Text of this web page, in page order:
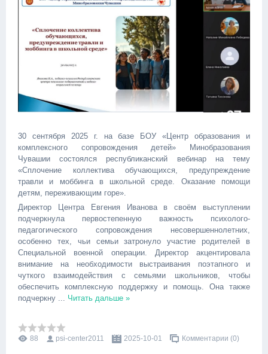
30 сентября 2025 г. на базе БОУ «Центр образования и
комплексного сопровождения детей» Минобразования
Чувашии состоялся республиканский вебинар на тему
«Сплочение коллектива обучающихся, предупреждение
травли и моббинга в школьной среде. Оказание помощи
детям, переживающим горе».
Директор Центра Евгения Иванова в своём выступлении
подчеркнула первостепенную важность психолого-
педагогического сопровождения несовершеннолетних,
особенно тех, чьи семьи затронуло участие родителей в
Специальной военной операции. Директор акцентировала
внимание на необходимости выстраивания поэтапного и
чуткого взаимодействия с семьями школьников, чтобы
обеспечить комплексную поддержку и помощь. Она также
подчеркну ... Читать дальше »
88 psi-center2011 2025-10-01 Комментарии (0)